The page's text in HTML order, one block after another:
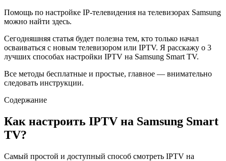
Помощь по настройке IP-телевидения на телевизорах Samsung
можно найти здесь.
Сегодняшняя статья будет полезна тем, кто только начал
осваиваться с новым телевизором или IPTV. Я расскажу о 3
лучших способах настройки IPTV на Samsung Smart TV.
Все методы бесплатные и простые, главное — внимательно
следовать инструкции.
Содержание
Как настроить IPTV на Samsung Smart
TV?
Самый простой и доступный способ смотреть IPTV на